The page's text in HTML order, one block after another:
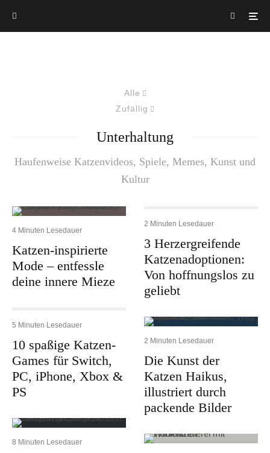
Alle
Zufällig
Unterhaltung
Haufenweise Katzenvideos, Spiele, Memes, Kunst und
Kultur
4 Minuten Lesedauer
Katzen-inspirierte
Mode – entfessle
deine innere Mieze
5 Minuten Lesedauer
10 spaßige Katzen-
Games für Switch,
PC, iPhone, Xbox &
PS
8 Minuten Lesedauer
2 Minuten Lesedauer
3 Herzergreifende
Katzenadoptionen:
Von hoffnungslos zu
geliebt
2 Minuten Lesedauer
Die Kunst der
Katzen Haikus,
illustriert durch
packende Bilder